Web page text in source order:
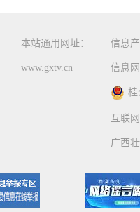
本站通用网址：
www.gxtv.cn
信息
信息
桂
互联
广西